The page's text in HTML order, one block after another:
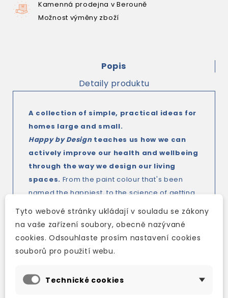
Kamenná prodejna v Berouně
Možnost výměny zboží
Popis
Detaily produktu
A collection of simple, practical ideas for
homes large and small.
Happy by Designteaches us how we can
actively improve our health and wellbeing
through the way we design our living
spaces. From the paint colour that's been
named the happiest, to the science of getting
a good night's sleep, Happy by Design
offers
bite-sized and affordable design ideas that
are accessible to all, from a young renter in an
urban apartment to a busy family in their own
home.
By quizzing experts fromNASA scientists to
Tyto webové stránky ukládají v souladu se zákony
na vaše zařízení soubory, obecně nazývané
cookies. Odsouhlaste prosím nastavení cookies
souborů pro použití webu.
Technické cookies